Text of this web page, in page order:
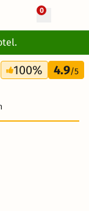
0
2 Tage
74 €
100% 4.9/5